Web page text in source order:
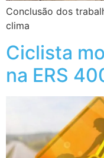
Conclusão dos
clima
Ciclista
na ERS